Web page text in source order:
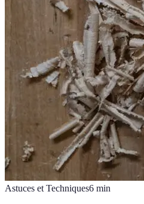
Astuces et Techniques6 min